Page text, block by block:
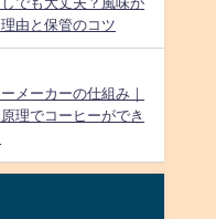
由と保管のコツ
メーカーの仕組み｜
理でコーヒーができ